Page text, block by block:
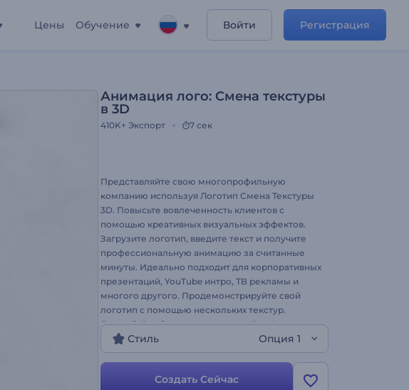
Цены Обучение Войти Регистрация
Анимация лого: Смена текстуры
в 3D
410K+ Экспорт 7 сек
Представляйте свою многопрофильную
компанию используя Логотип Смена Текстуры
3D. Повысьте вовлеченность клиентов с
помощью креативных визуальных эффектов.
Загрузите логотип, введите текст и получите
профессиональную анимацию за считанные
минуты. Идеально подходит для корпоративных
презентаций, YouTube интро, ТВ рекламы и
многого другого. Продемонстрируйте свой
логотип с помощью нескольких текстур.
Попробуйте бесплатно прямо сейчас!
Стиль Опция 1
Создать Сейчас